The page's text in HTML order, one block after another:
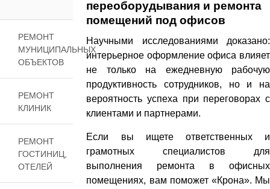
переоборудывания и ремонта
помещений под офисов
Научными исследованиями доказано:
интерьерное оформление офиса влияет
не только на ежедневную рабочую
продуктивность сотрудников, но и на
вероятность успеха при переговорах с
клиентами и партнерами.
Если вы ищете ответственных и
грамотных специалистов для
выполнения ремонта в офисных
помещениях, вам поможет «Крона». Мы
РЕМОНТ
МУНИЦИПАЛЬНЫХ
ОБЪЕКТОВ
РЕМОНТ
КЛИНИК
РЕМОНТ
ГОСТИНИЦ,
ОТЕЛЕЙ